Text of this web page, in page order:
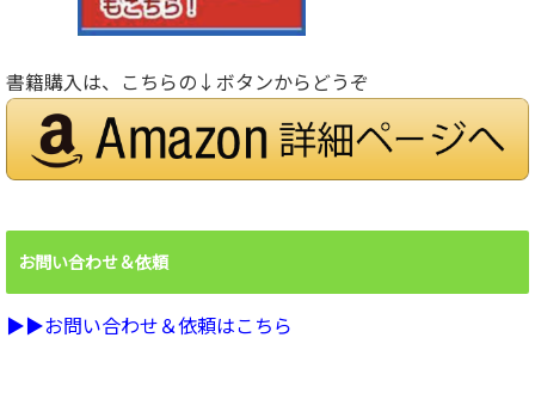
書籍購入は、こちらの↓ボタンからどうぞ
お問い合わせ＆依頼
▶︎▶︎お問い合わせ＆依頼はこちら